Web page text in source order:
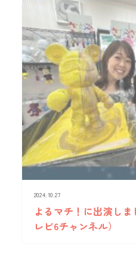
2024.10.27
よるマチ！に出演し
レビ6チャンネル）